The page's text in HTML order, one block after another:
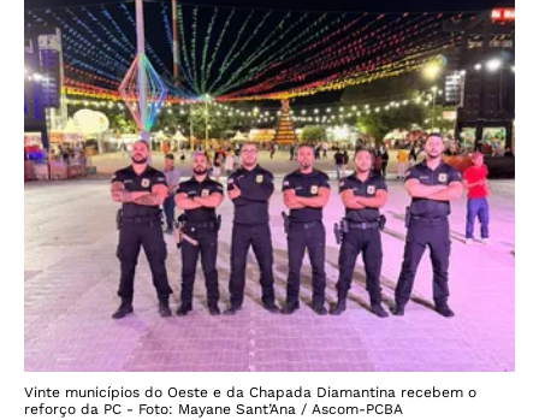
Vinte municípios do Oeste e da Chapada Diamantina recebem o
reforço da PC - Foto: Mayane Sant’Ana / Ascom-PCBA